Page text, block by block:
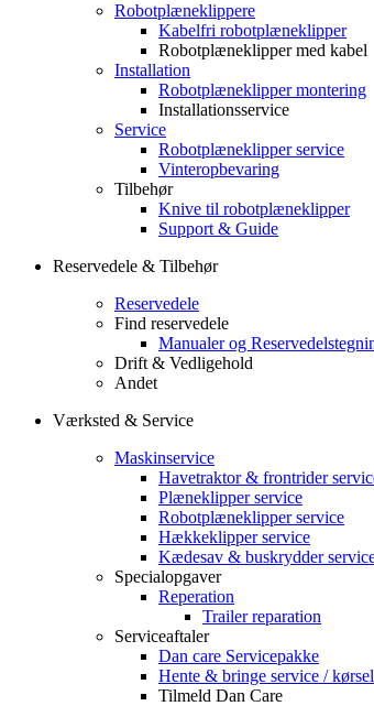
Robotplæneklippere
Kabelfri robotplæneklipper
Robotplæneklipper med kabel
Installation
Robotplæneklipper montering
Installationsservice
Service
Robotplæneklipper service
Vinteropbevaring
Tilbehør
Knive til robotplæneklipper
Support & Guide
Reservedele & Tilbehør
Reservedele
Find reservedele
Manualer og
Drift & Vedligehold
Andet
Værksted & Service
Maskinservice
Havetraktor & frontrider
Plæneklipper service
Robotplæneklipper service
Hækkeklipper service
Kædesav & buskrydder
Specialopgaver
Reperation
Trailer reparation
Serviceaftaler
Dan care Servicepakke
Hente & bringe service / kørsel
Tilmeld Dan Care